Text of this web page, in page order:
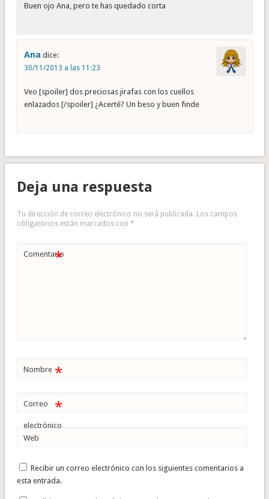
Buen ojo Ana, pero te has quedado corta
Ana dice:
30/11/2013 a las 11:23
Veo [spoiler] dos preciosas jirafas con los cuellos
enlazados [/spoiler] ¿Acerté? Un beso y buen finde
Deja una respuesta
Tu dirección de correo electrónico no será publicada. Los campos
obligatorios están marcados con *
Comentario
*
Nombre *
Correo
electrónico
*
Web
Recibir un correo electrónico con los siguientes comentarios a
esta entrada.